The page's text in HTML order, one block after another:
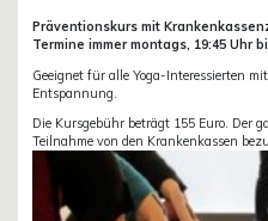
Präventionskurs mit
Termine immer montags, 19:45 Uhr
Geeignet für alle Yoga-Interessierten
Entspannung.
Die Kursgebühr beträgt 155 Euro. Der
Teilnahme von den Krankenkassen